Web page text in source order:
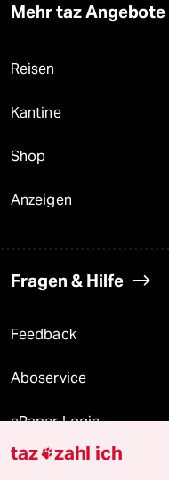
Mehr taz Angebote
Reisen
Kantine
Shop
Anzeigen
Fragen & Hilfe
Feedback
Aboservice
ePaper Login
Downloads für
taz zahl ich